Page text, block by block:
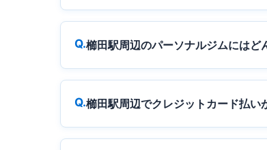
櫛田駅周辺のパーソナルジムにはど
櫛田駅周辺でクレジットカード払い